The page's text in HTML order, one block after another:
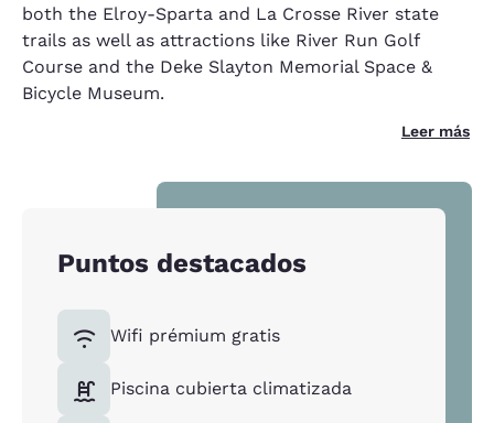
both the Elroy-Sparta and La Crosse River state
trails as well as attractions like River Run Golf
Course and the Deke Slayton Memorial Space &
Bicycle Museum.
Leer más
Puntos destacados
Wifi prémium gratis
Piscina cubierta climatizada